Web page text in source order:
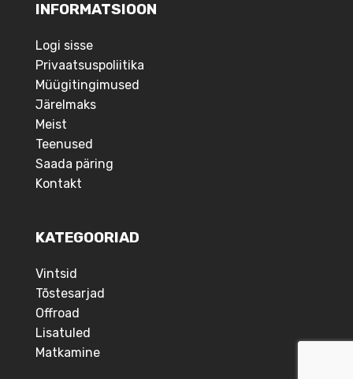
INFORMATSIOON
Logi sisse
Privaatsuspoliitika
Müügitingimused
Järelmaks
Meist
Teenused
Saada päring
Kontakt
KATEGOORIAD
Vintsid
Tõstesarjad
Offroad
Lisatuled
Matkamine